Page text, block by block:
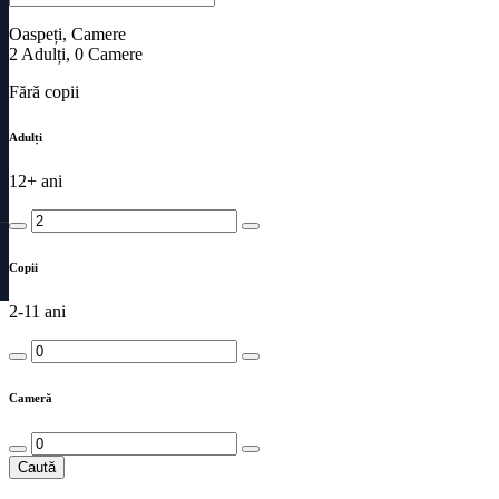
Oaspeți, Camere
2 Adulți, 0 Camere
Fără copii
Adulți
12+ ani
Copii
2-11 ani
Cameră
Caută